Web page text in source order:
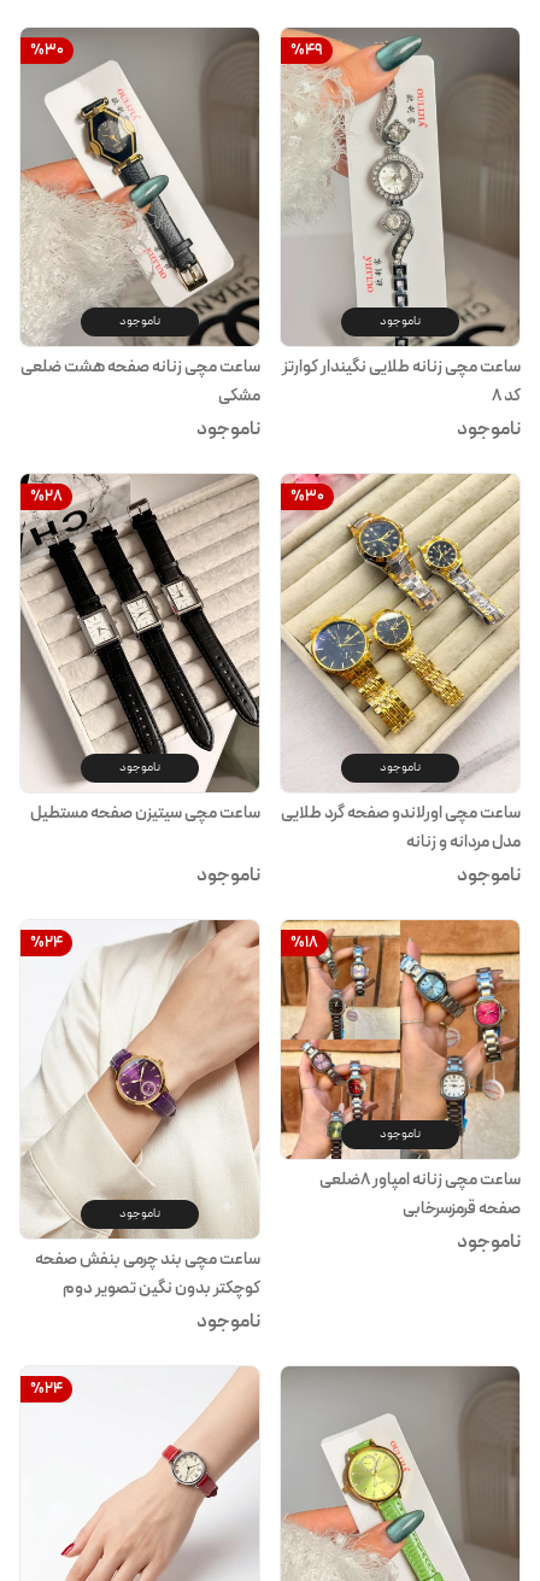
%49
ناموجود
ساعت مچی زنانه طلایی نگیندار کوارتز
کد ۸
ناموجود
%30
ناموجود
ساعت مچی زنانه صفحه هشت ضلعی
مشکی
ناموجود
%30
ناموجود
ساعت مچی اورلاندو صفحه گرد طلایی
مدل مردانه و زنانه
ناموجود
%28
ناموجود
ساعت مچی سیتیزن صفحه مستطیل
ناموجود
%18
ناموجود
ساعت مچی زنانه امپاور ۸ضلعی
صفحه قرمزسرخابی
ناموجود
%24
ناموجود
ساعت مچی بند چرمی بنفش صفحه
کوچکتر بدون نگین تصویر دوم
موجود
ناموجود
%24